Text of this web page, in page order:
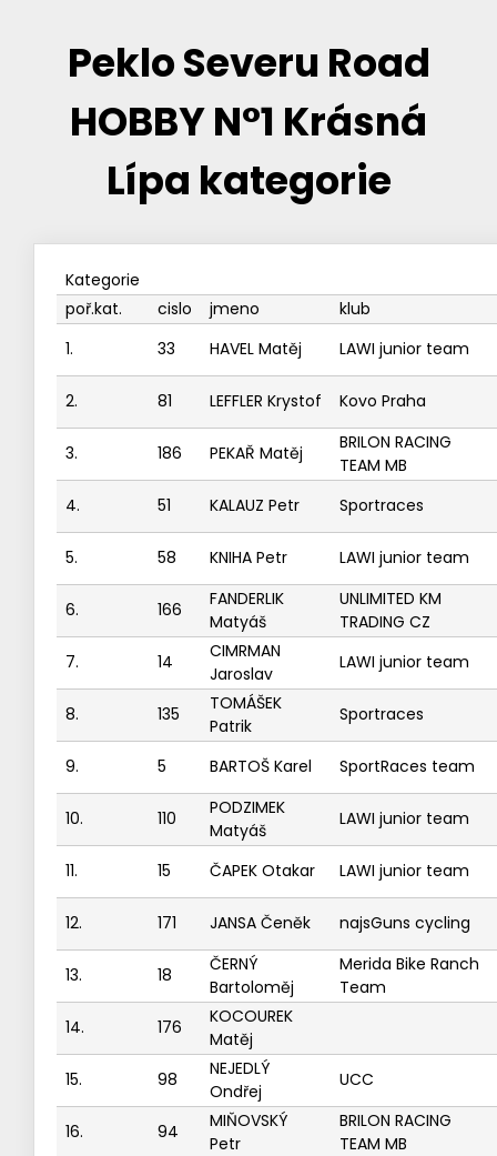
Peklo Severu Road
HOBBY N°1 Krásná
Lípa kategorie
Kategorie
poř.kat.
cislo jmeno
klub
1.
33 HAVEL Matěj LAWI junior team
2. 81 LEFFLER Krystof Kovo Praha
3. 186 PEKAŘ Matěj
BRILON RACING
TEAM MB
4.
51 KALAUZ Petr Sportraces
5. 58 KNIHA Petr LAWI junior team
6. 166
FANDERLIK
Matyáš
UNLIMITED KM
TRADING CZ
7.
14
CIMRMAN
Jaroslav
LAWI junior team
8. 135
TOMÁŠEK
Patrik
Sportraces
9. 5 BARTOŠ Karel SportRaces team
10. 110
PODZIMEK
Matyáš
LAWI junior team
11. 15 ČAPEK Otakar LAWI junior team
12. 171 JANSA Čeněk najsGuns cycling
13. 18
ČERNÝ
Bartoloměj
Merida Bike Ranch
Team
14.
176
KOCOUREK
Matěj
15.
98
NEJEDLÝ
Ondřej
UCC
16. 94
MIŇOVSKÝ
Petr
BRILON RACING
TEAM MB